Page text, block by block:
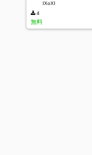
IXoXI
4
無料